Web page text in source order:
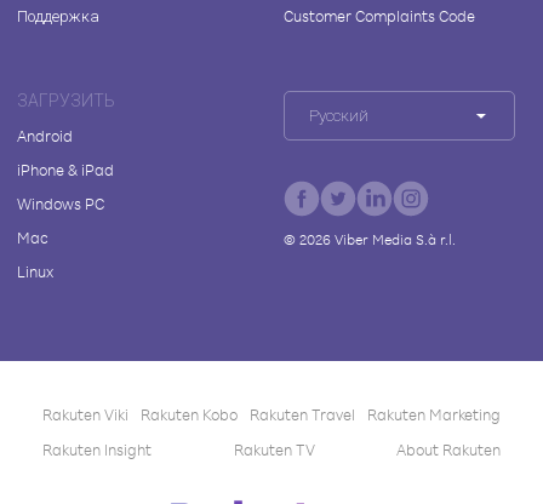
Поддержка
Customer Complaints Code
ЗАГРУЗИТЬ
Android
iPhone & iPad
Windows PC
Mac
Linux
Русский
© 2026Viber Media S.à r.l.
Rakuten Viki Rakuten Kobo Rakuten Travel
Rakuten Marketing
Rakuten Insight
Rakuten TV About Rakuten